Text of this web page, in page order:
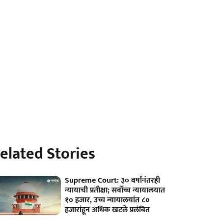
Stories
Supreme Court: ३० वर्षांनंतरही
न्यायाची प्रतीक्षा; सर्वोच्च न्यायालयात
१० हजार, उच्च न्यायालयांत ८०
हजारांहून अधिक खटले प्रलंबित